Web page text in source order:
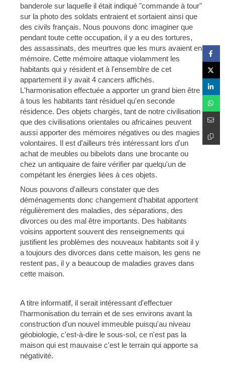
banderole sur laquelle il était indiqué "commande à tour"
sur la photo des soldats entraient et sortaient ainsi que
des civils français. Nous pouvons donc imaginer que
pendant toute cette occupation, il y a eu des tortures,
des assassinats, des meurtres que les murs avaient en
mémoire. Cette mémoire attaque violamment les
habitants qui y résident et à l'ensemblre de cet
appartement il y avait 4 cancers affichés.
L'harmonisation effectuée a apporter un grand bien être
à tous les habitants tant résiduel qu'en seconde
résidence. Des objets chargés, tant de notre civilisation
que des civilisations orientales ou africaines peuvent
aussi apporter des mémoires négatives ou des magies
volontaires. Il est d'ailleurs très intéressant lors d'un
achat de meubles ou bibelots dans une brocante ou
chez un antiquaire de faire vérifier par quelqu'un de
compétant les énergies liées à ces objets.
Nous pouvons d'ailleurs constater que des
déménagements donc changement d'habitat apportent
régulièrement des maladies, des séparations, des
divorces ou des mal être importants. Des habitants
voisins apportent souvent des renseignements qui
justifient les problèmes des nouveaux habitants soit il y
a toujours des divorces dans cette maison, les gens ne
restent pas, il y a beaucoup de maladies graves dans
cette maison.
A titre informatif, il serait intéressant d'effectuer
l'harmonisation du terrain et de ses environs avant la
construction d'un nouvel immeuble puisqu'au niveau
géobiologie, c'est-à-dire le sous-sol, ce n'est pas la
maison qui est mauvaise c'est le terrain qui apporte sa
négativité.